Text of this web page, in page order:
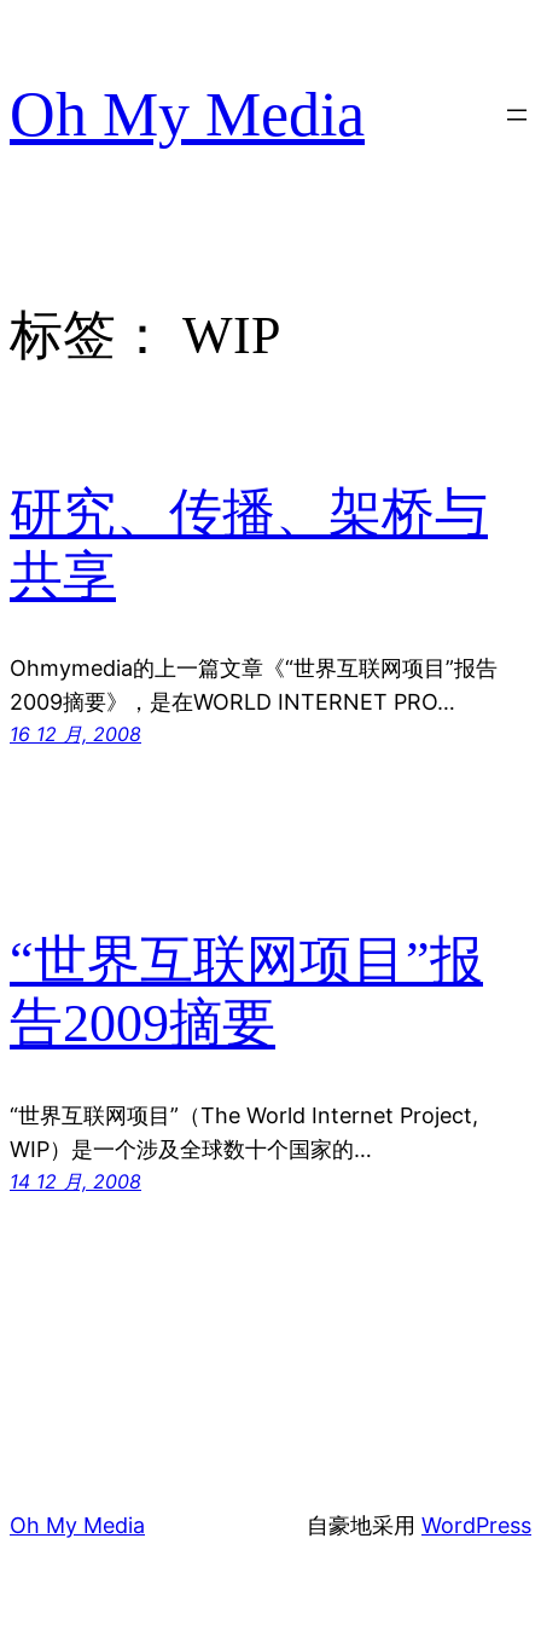
内
容
Oh My Media
标签： WIP
研究、传播、架桥与
共享
Ohmymedia的上一篇文章《“世界互联网项目”报告
2009摘要》，是在WORLD INTERNET PRO…
16 12 月, 2008
“世界互联网项目”报
告2009摘要
“世界互联网项目”（The World Internet Project,
WIP）是一个涉及全球数十个国家的…
14 12 月, 2008
Oh My Media 自豪地采用 WordPress